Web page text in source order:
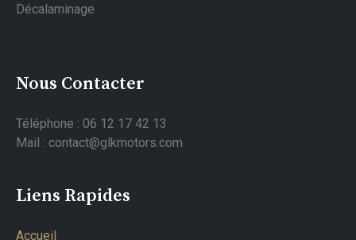
Décalaminage
Nous Contacter
Téléphone : 06 12 17 42 13
Mail : contact@glkmotors.com
Liens Rapides
Accueil